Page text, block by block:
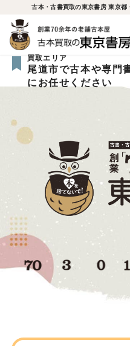
古本・古書買取の東京書房 東京都
買取エリア
尾道市で古本や専門
にお任せください